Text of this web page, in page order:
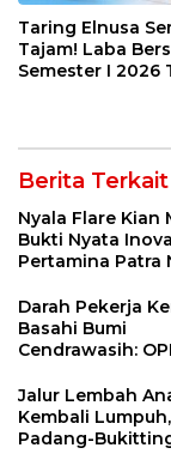
Taring Elnusa
Tajam! Laba
Semester I 2026
Berita Terkait
Nyala Flare Kian
Bukti Nyata
Pertamina Patra
Net Zero
Darah Pekerja
Basahi Bumi
Cendrawasih:
di Tolikara!
Jalur Lembah
Kembali
Padang-